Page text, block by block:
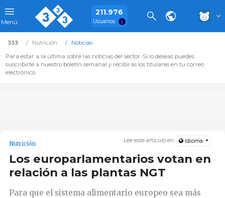
Menú
211.976
Usuarios
333 Nutrición
Noticias
Para estar a la última sobre las noticias del sector. Si lo deseas puedes
suscribirte a nuestro boletín semanal y recibirás los titulares en tu correo
electrónico.
Lee este artículo en: Idioma
Nutrición
Los europarlamentarios votan en
relación a las plantas NGT
Para que el sistema alimentario europeo sea más